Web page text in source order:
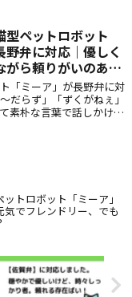
らしにどうぞ。
型ペットロボット
野弁に対応｜優しく
がら頼りがいのある
「ミーア」が長野弁に対
だらず」「ずくがねぇ」
素朴な言葉で話しかけて
ットロボット「ミーア」
でフレンドリー、でも